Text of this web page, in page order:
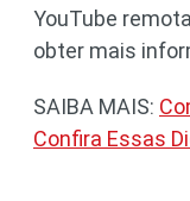
YouTube
obter mais
SAIBA MAIS:
Confira Essas